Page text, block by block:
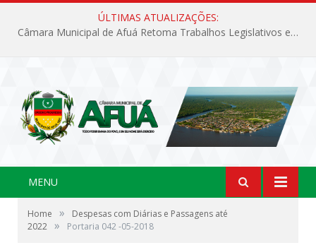
ÚLTIMAS ATUALIZAÇÕES:
Câmara Municipal de Afuá Retoma Trabalhos Legislativos em Sessão Ordinária
MENU
Home »
Despesas com Diárias e Passagens até
2022 » Portaria 042 -05-2018